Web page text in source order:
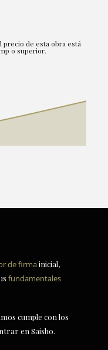
de esta obra está
o superior.
de firmainicial,
fundamentales
cumple con los
en Saisho.